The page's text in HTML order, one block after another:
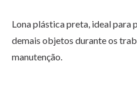
Lona plástica preta, ideal para
demais objetos durante os
manutenção.